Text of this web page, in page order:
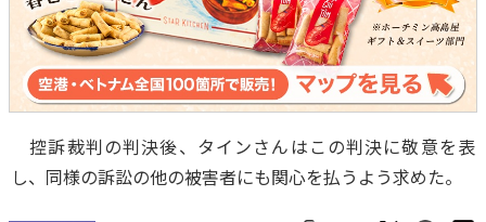
控訴裁判の判決後、タインさんはこの判決に敬意を表
し、同様の訴訟の他の被害者にも関心を払うよう求めた。